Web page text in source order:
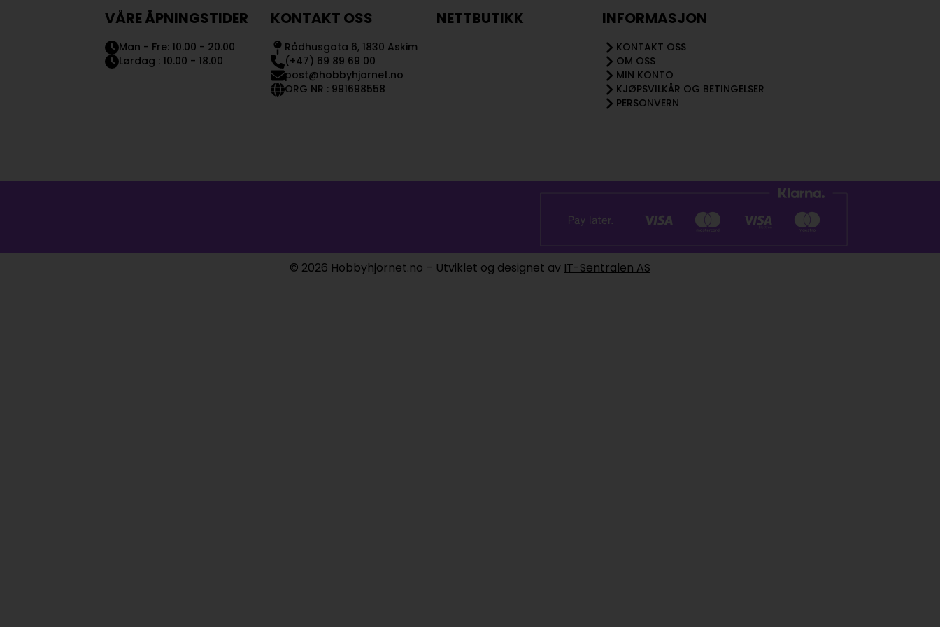
VÅRE ÅPNINGSTIDER
Man - Fre: 10.00 - 20.00
Lørdag : 10.00 - 18.00
KONTAKT OSS
Rådhusgata 6, 1830 Askim
(+47) 69 89 69 00
post@hobbyhjornet.no
ORG NR : 991698558
NETTBUTIKK INFORMASJON
KONTAKT OSS
OM OSS
MIN KONTO
KJØPSVILKÅR OG BETINGELSER
PERSONVERN
© 2026 Hobbyhjornet.no – Utviklet og designet av IT-Sentralen AS